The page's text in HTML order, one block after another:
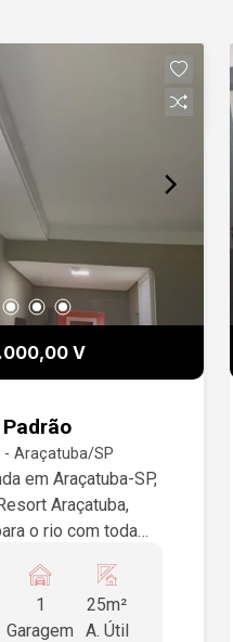
V
- Araçatuba/SP
em Araçatuba-SP,
Araçatuba,
o rio com toda
de tv, geladeira, ar
mesa com
com piso e
1
Garagem
25m²
A. Útil